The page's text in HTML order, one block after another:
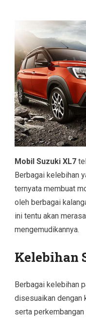
Mobil Suzuki XL7
Berbagai kelebihan
ternyata membuat
oleh berbagai
ini tentu akan
mengemudikannya.
Kelebihan
Berbagai kelebihan
disesuaikan dengan
serta